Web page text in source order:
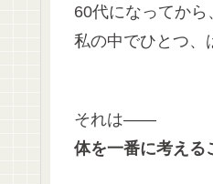
60代になってから
私の中でひとつ、
それは――
体を一番に考える